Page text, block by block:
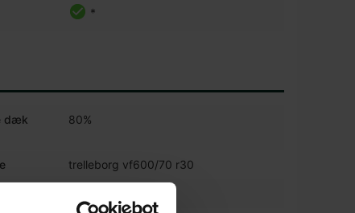
*
dæk
80%
trelleborg vf600/70 r30